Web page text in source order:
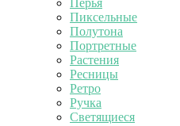
Перья
Пиксельные
Полутона
Портретные
Растения
Ресницы
Ретро
Ручка
Светящиеся